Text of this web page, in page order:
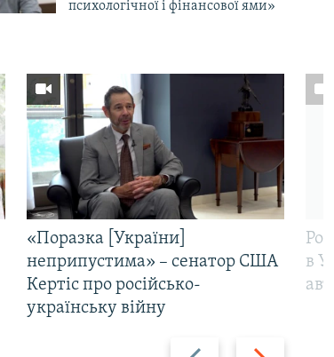
психологічної і фінансової ями»
Назад Вперед
«Поразка [України]
неприпустима» – сенатор США
Кертіс про російсько-
українську війну
в